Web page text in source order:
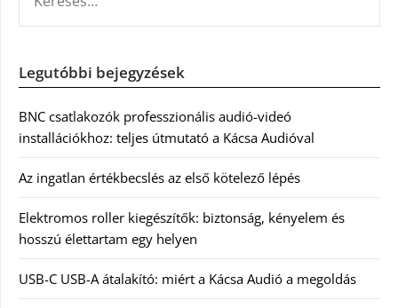
Legutóbbi bejegyzések
BNC csatlakozók professzionális audió-videó
installációkhoz: teljes útmutató a Kácsa Audióval
Az ingatlan értékbecslés az első kötelező lépés
Elektromos roller kiegészítők: biztonság, kényelem és
hosszú élettartam egy helyen
USB-C USB-A átalakító: miért a Kácsa Audió a megoldás